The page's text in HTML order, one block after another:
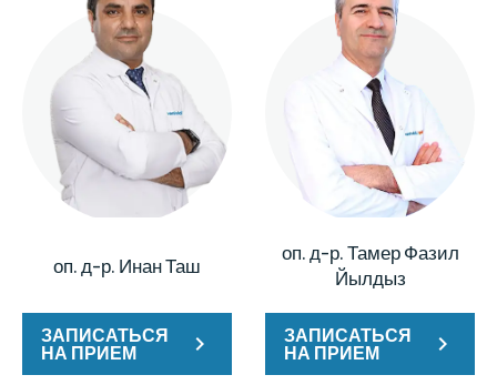
оп. д-р. Инан Таш
ЗАПИСАТЬСЯ
НА ПРИЕМ
оп. д-р. Тамер Фазил
Йылдыз
ЗАПИСАТЬСЯ
НА ПРИЕМ